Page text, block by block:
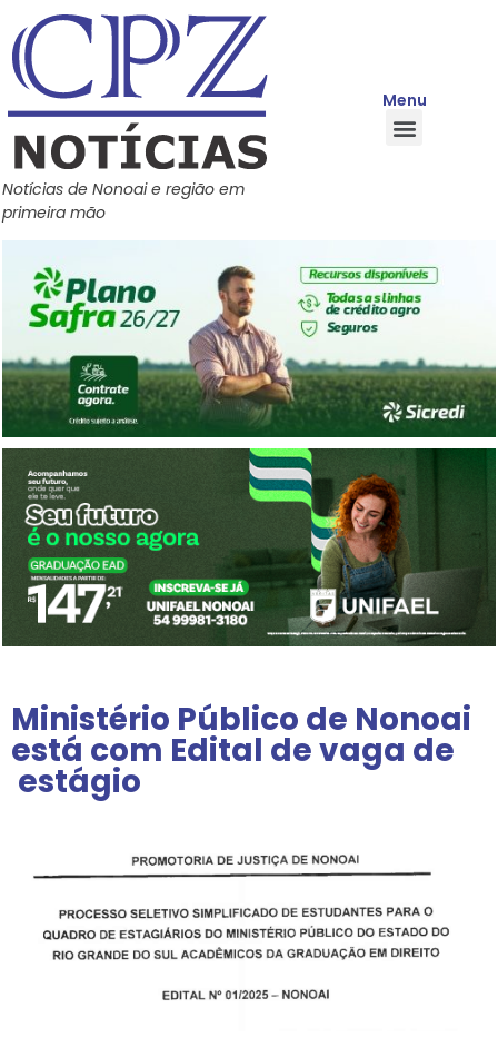
Notícias de Nonoai e região em
primeira mão
Menu
Ministério Público de Nonoai
está com Edital de vaga de
estágio